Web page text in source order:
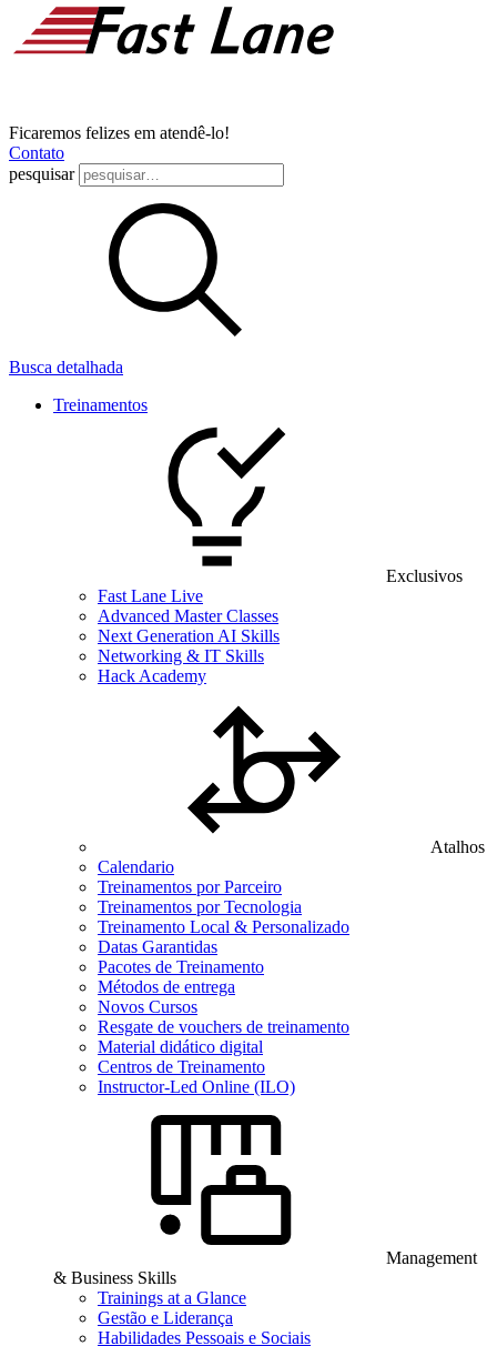
Ficaremos felizes em atendê-lo!
Contato
pesquisar
Busca detalhada
Treinamentos
Exclusivos
Fast Lane Live
Advanced Master Classes
Next Generation AI Skills
Networking & IT Skills
Hack Academy
Atalhos
Calendario
Treinamentos por Parceiro
Treinamentos por Tecnologia
Treinamento Local & Personalizado
Datas Garantidas
Pacotes de Treinamento
Métodos de entrega
Novos Cursos
Resgate de vouchers de treinamento
Material didático digital
Centros de Treinamento
Instructor-Led Online (ILO)
Management
& Business Skills
Trainings at a Glance
Gestão e Liderança
Habilidades Pessoais e Sociais